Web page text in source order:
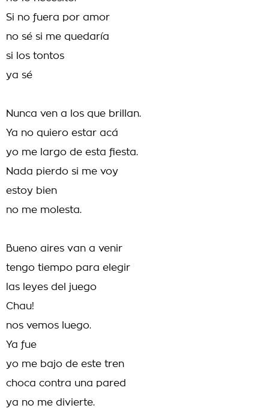
Si no fuera por amor
no sé si me quedaría
si los tontos
ya sé
Nunca ven a los que brillan.
Ya no quiero estar acá
yo me largo de esta fiesta.
Nada pierdo si me voy
estoy bien
no me molesta.
Bueno aires van a venir
tengo tiempo para elegir
las leyes del juego
Chau!
nos vemos luego.
Ya fue
yo me bajo de este tren
choca contra una pared
ya no me divierte.